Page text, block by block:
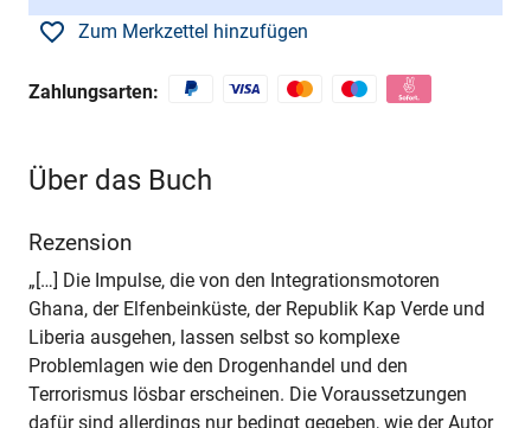
Zum Merkzettel hinzufügen
Zahlungsarten:
Über das Buch
Rezension
„[…] Die Impulse, die von den Integrationsmotoren
Ghana, der Elfenbeinküste, der Republik Kap Verde und
Liberia ausgehen, lassen selbst so komplexe
Problemlagen wie den Drogenhandel und den
Terrorismus lösbar erscheinen. Die Voraussetzungen
dafür sind allerdings nur bedingt gegeben, wie der Autor